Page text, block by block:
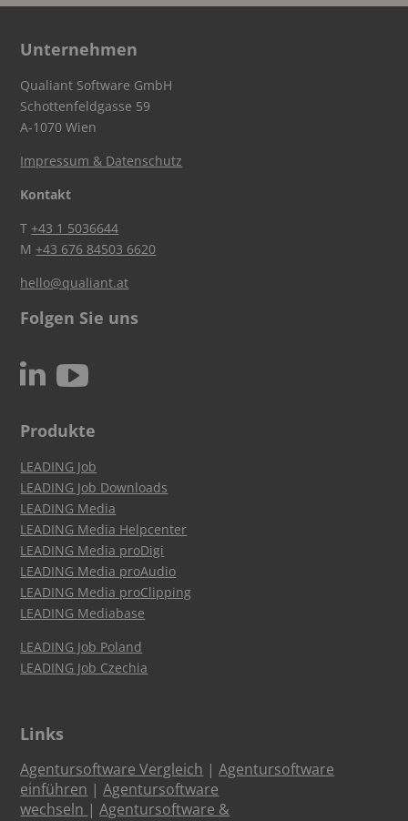
Unternehmen
Qualiant Software GmbH
Schottenfeldgasse 59
A-1070 Wien
Impressum & Datenschutz
Kontakt
T+43 1 5036644
M+43 676 84503 6620
hello@qualiant.at
Folgen Sie uns
N c
Produkte
LEADING Job
LEADING Job Downloads
LEADING Media
LEADING Media Helpcenter
LEADING Media proDigi
LEADING Media proAudio
LEADING Media proClipping
LEADING Mediabase
LEADING Job Poland
LEADING Job Czechia
Links
Agentursoftware Vergleich |Agentursoftware
einführen |Agentursoftware
wechseln |Agentursoftware &